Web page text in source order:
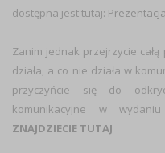
dostępna jest tutaj:
Zanim jednak przejrzycie
działa, a co nie działa w
przyczyńcie się do
komunikacyjne w
ZNAJDZIECIE TUTAJ